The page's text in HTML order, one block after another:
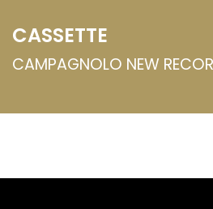
CASSETTE
CAMPAGNOLO NEW